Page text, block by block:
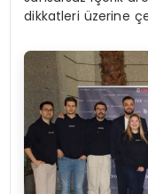
dikkatleri üzerine